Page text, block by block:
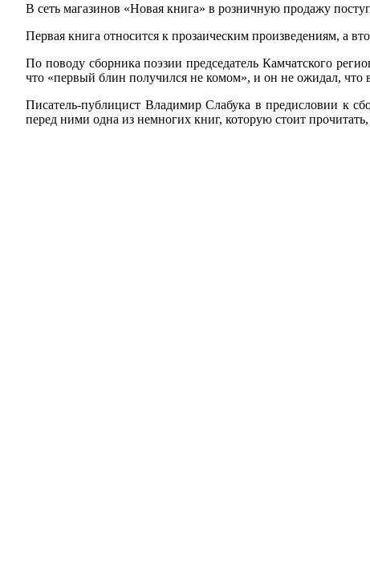
В сеть магазинов «Новая книга» в розничную продажу
Первая книга относится к прозаическим произведениям, а
По поводу сборника поэзии председатель Камчатского
что «первый блин получился не комом», и он не ожидал, что
Писатель-публицист Владимир Слабука в предисловии к
перед ними одна из немногих книг, которую стоит